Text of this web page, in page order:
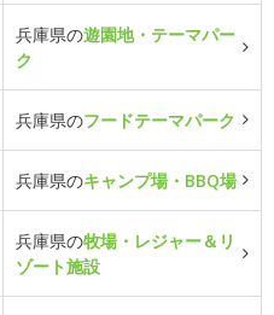
兵庫県の遊園地・テーマパー
ク
兵庫県のフードテーマパーク
兵庫県のキャンプ場・BBQ場
兵庫県の牧場・レジャー＆リ
ゾート施設